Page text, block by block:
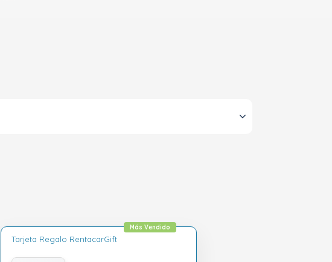
Tarjeta Regalo RentacarGift
Más Vendido